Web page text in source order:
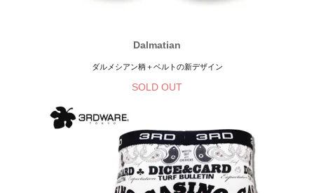
Dalmatian
ダルメシアン柄＋ベルトの新デザイン
SOLD OUT